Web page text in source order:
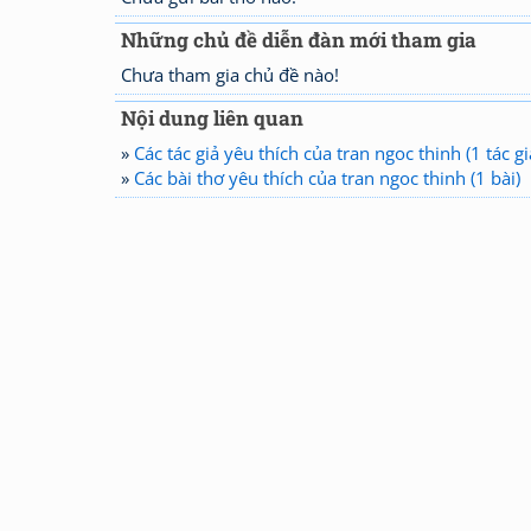
Những chủ đề diễn đàn mới tham gia
Chưa tham gia chủ đề nào!
Nội dung liên quan
» Các tác giả yêu thích của tran ngoc thinh (1 tác
» Các bài thơ yêu thích của tran ngoc thinh (1 bài)